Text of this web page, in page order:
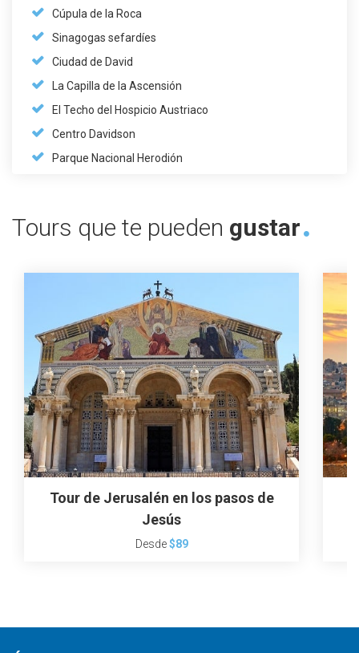
Cúpula de la Roca
Sinagogas sefardíes
Ciudad de David
La Capilla de la Ascensión
El Techo del Hospicio Austriaco
Centro Davidson
Parque Nacional Herodión
Tours que te pueden gustar
Tour de Jerusalén en los pasos de
Jesús
Desde$89